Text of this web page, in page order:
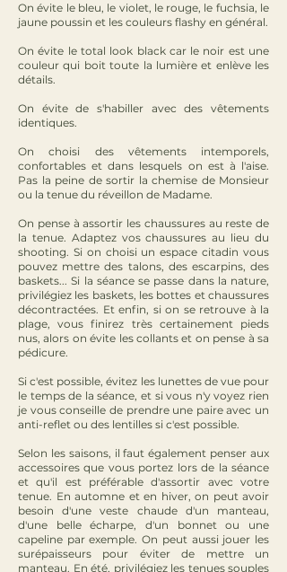
On évite le bleu, le violet, le rouge, le fuchsia, le
jaune poussin et les couleurs flashy en général.
On évite le total look black car le noir est une
couleur qui boit toute la lumière et enlève les
détails.
On évite de s'habiller avec des vêtements
identiques.
On choisi des vêtements intemporels,
confortables et dans lesquels on est à l'aise.
Pas la peine de sortir la chemise de Monsieur
ou la tenue du réveillon de Madame.
On pense à assortir les chaussures au reste de
la tenue. Adaptez vos chaussures au lieu du
shooting. Si on choisi un espace citadin vous
pouvez mettre des talons, des escarpins, des
baskets... Si la séance se passe dans la nature,
privilégiez les baskets, les bottes et chaussures
décontractées. Et enfin, si on se retrouve à la
plage, vous finirez très certainement pieds
nus, alors on évite les collants et on pense à sa
pédicure.
Si c'est possible, évitez les lunettes de vue pour
le temps de la séance, et si vous n'y voyez rien
je vous conseille de prendre une paire avec un
anti-reflet ou des lentilles si c'est possible.
Selon les saisons, il faut également penser aux
accessoires que vous portez lors de la séance
et qu'il est préférable d'assortir avec votre
tenue. En automne et en hiver, on peut avoir
besoin d'une veste chaude d'un manteau,
d'une belle écharpe, d'un bonnet ou une
capeline par exemple. On peut aussi jouer les
surépaisseurs pour éviter de mettre un
manteau. En été, privilégiez les tenues souples